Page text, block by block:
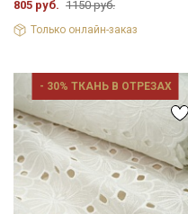
- сушить в подвешенном,
Цветопередача может
805 руб. 1150 руб.
Только онлайн-заказ
- 30% ТКАНЬ В ОТРЕЗАХ
Секретная